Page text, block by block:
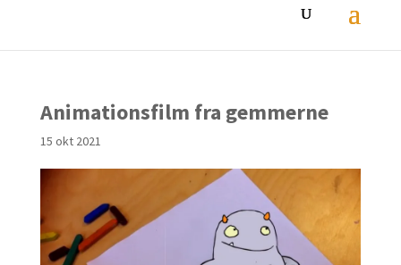
Animationsfilm fra gemmerne
15 okt 2021